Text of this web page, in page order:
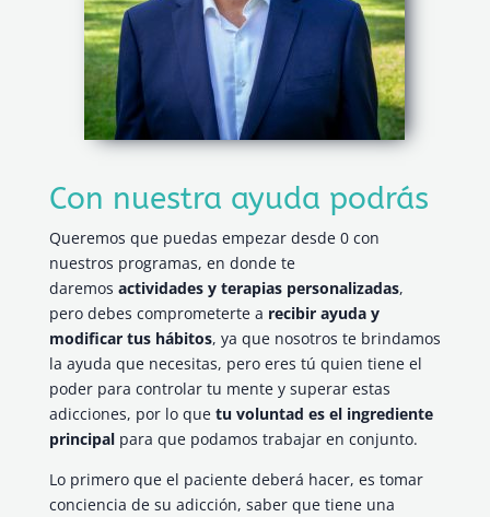
Con nuestra ayuda podrás
Queremos que puedas empezar desde 0 con
nuestros programas, en donde te
daremos actividades y terapias personalizadas,
pero debes comprometerte a recibir ayuda y
modificar tus hábitos, ya que nosotros te brindamos
la ayuda que necesitas, pero eres tú quien tiene el
poder para controlar tu mente y superar estas
adicciones, por lo que tu voluntad es el ingrediente
principalpara que podamos trabajar en conjunto.
Lo primero que el paciente deberá hacer, es tomar
conciencia de su adicción, saber que tiene una